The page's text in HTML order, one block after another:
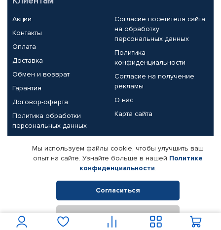
Акции
Контакты
Оплата
Доставка
Обмен и возврат
Гарантия
Договор-оферта
Политика обработки
персональных данных
Согласие посетителя сайта
на обработку
персональных данных
Политика
конфиденциальности
Согласие на получение
рекламы
О нас
Карта сайта
Партнерам
Корпоративным клиентам
Поставщикам
Реквизиты компании
© КАМАЗ ЦЕНТР ДОНЕЦК, 2015-2026. Все права защищены.
Интернет-магазин автомобильных товаров Автопрофи.
Мы используем файлы cookie, чтобы улучшить ваш
опыт на сайте. Узнайте больше в нашей Политике
конфиденциальности.
Согласиться
Отклонить